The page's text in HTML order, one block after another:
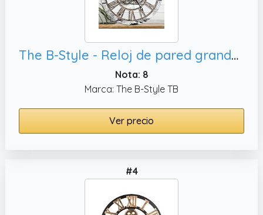
The B-Style - Reloj de pared grande de 61 cm, gris y blanco
Nota: 8
Marca: The B-Style TB
Ver precio
#4